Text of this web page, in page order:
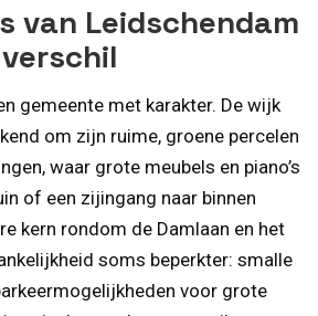
van Leidschendam
gemeente met karakter. De wijk
om zijn ruime, groene percelen
waar grote meubels en piano’s
of een zijingang naar binnen
kern rondom de Damlaan en het
soms beperkter: smalle
voor grote